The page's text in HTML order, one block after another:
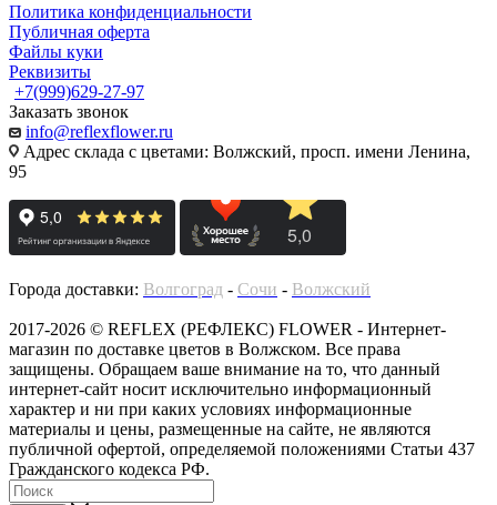
Политика конфиденциальности
Публичная оферта
Файлы куки
Реквизиты
+7(999)629-27-97
Заказать звонок
info@reflexflower.ru
Адрес склада с цветами: Волжский, просп. имени Ленина,
95
Города доставки: Волгоград - Сочи - Волжский
2017-2026 © REFLEX (РЕФЛЕКС) FLOWER - Интернет-
магазин по доставке цветов в Волжском. Все права
защищены. Обращаем ваше внимание на то, что данный
интернет-сайт носит исключительно информационный
характер и ни при каких условиях информационные
материалы и цены, размещенные на сайте, не являются
публичной офертой, определяемой положениями Статьи 437
Гражданского кодекса РФ.